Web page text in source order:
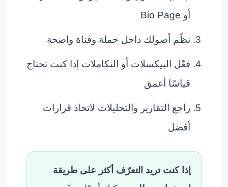
أو Bio Page
نظّم أصولك داخل حملة وقناة واضحة
فعّل البيكسلات أو التكاملات إذا كنت تحتاج
قياسًا أعمق
راجع التقارير والتحليلات لاتخاذ قرارات
أفضل
إذا كنت تريد التعرّف أكثر على طريقة